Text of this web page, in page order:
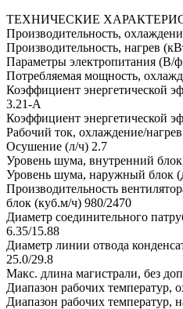
ТЕХНИЧЕСКИЕ
Производительность,
Производительность, нагрев
Параметры электропитания (В/
Потребляемая мощность,
Коэффициент энергетической
3.21-A
Коэффициент энергетической
Рабочий ток, охлаждение/
Осушение (л/ч) 2.7
Уровень шума, внутренний
Уровень шума, наружный блок
Производительность
блок (куб.м/ч) 980/2470
Диаметр соединительного
6.35/15.88
Диаметр линии отвода
25.0/29.8
Макс. длина магистрали, без
Диапазон рабочих температур,
Диапазон рабочих температур,